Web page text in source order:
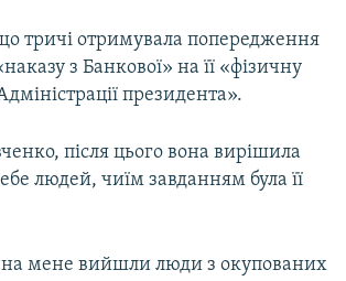
тричі отримувала попередження
з Банкової» на її «фізичну
президента».
після цього вона вирішила
людей, чиїм завданням була її
на мене вийшли люди з окупованих